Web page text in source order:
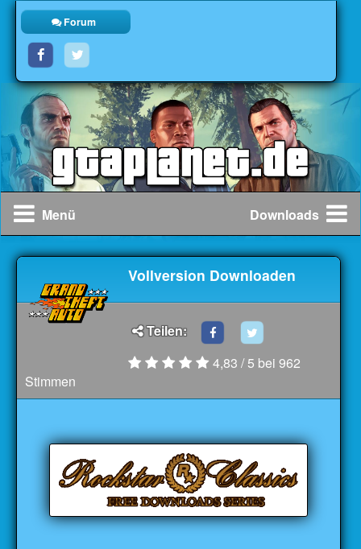
Forum
Menü Downloads
Vollversion Downloaden
Teilen:
4,83 / 5 bei962
Stimmen